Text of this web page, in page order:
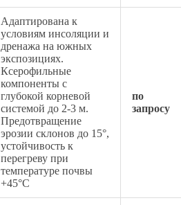
Адаптирована к
условиям инсоляции и
дренажа на южных
экспозициях.
Ксерофильные
компоненты с
глубокой корневой
системой до 2-3 м.
Предотвращение
эрозии склонов до 15°,
устойчивость к
перегреву при
температуре почвы
+45°C
по
запросу